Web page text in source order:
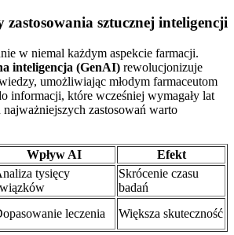
zastosowania sztucznej inteligencji
w niemal każdym aspekcie farmacji.
inteligencja (GenAI) rewolucjonizuje
umożliwiając młodym farmaceutom
informacji, które wcześniej wymagały lat
zastosowań warto
Wpływ AI
Efekt
tysięcy
Skrócenie czasu
badań
leczenia Większa skuteczność